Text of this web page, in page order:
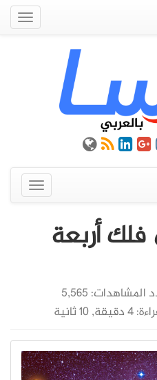
عرض
القائمة
أربعة
5,565
10 ثانية